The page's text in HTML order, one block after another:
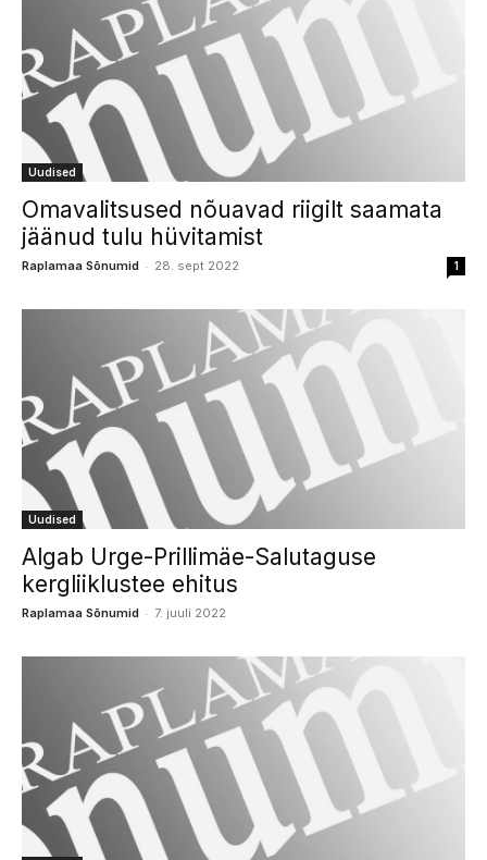
Uudised
Omavalitsused nõuavad riigilt saamata
jäänud tulu hüvitamist
Raplamaa Sõnumid - 28. sept 2022 1
Uudised
Algab Urge-Prillimäe-Salutaguse
kergliiklustee ehitus
Raplamaa Sõnumid - 7. juuli 2022